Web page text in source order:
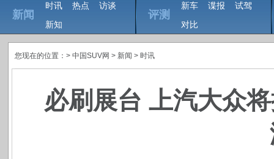
新闻
时讯 热点
访谈
新知
评测
新车 谍报
试驾
对比
您现在的位置：> 中国SUV网 > 新闻 > 时讯
必刷展台 上汽大众